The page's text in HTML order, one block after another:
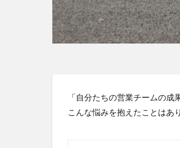
「自分たちの営業チームの
こんな悩みを抱えたことはあ